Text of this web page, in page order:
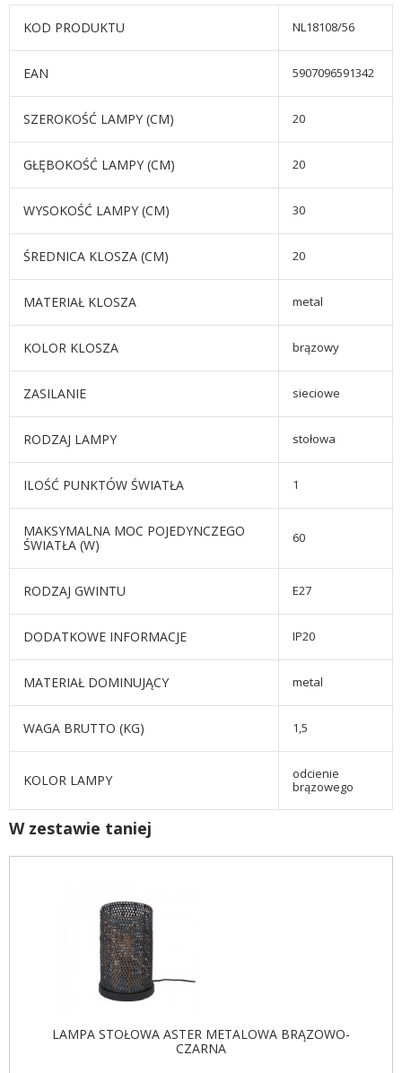
KOD PRODUKTU NL18108/56
EAN 5907096591342
SZEROKOŚĆ LAMPY (CM) 20
GŁĘBOKOŚĆ LAMPY (CM) 20
WYSOKOŚĆ LAMPY (CM) 30
ŚREDNICA KLOSZA (CM) 20
MATERIAŁ KLOSZA metal
KOLOR KLOSZA brązowy
ZASILANIE sieciowe
RODZAJ LAMPY stołowa
ILOŚĆ PUNKTÓW ŚWIATŁA 1
MAKSYMALNA MOC POJEDYNCZEGO
ŚWIATŁA (W)
60
RODZAJ GWINTU E27
DODATKOWE INFORMACJE IP20
MATERIAŁ DOMINUJĄCY metal
WAGA BRUTTO (KG) 1,5
KOLOR LAMPY
odcienie
brązowego
W zestawie taniej
LAMPA STOŁOWA ASTER METALOWA BRĄZOWO-
CZARNA